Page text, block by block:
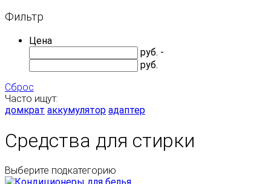
Фильтр
Цена
руб. -
руб.
Сброс
Часто ищут:
домкрат аккумулятор адаптер
Средства для стирки
Выберите подкатегорию